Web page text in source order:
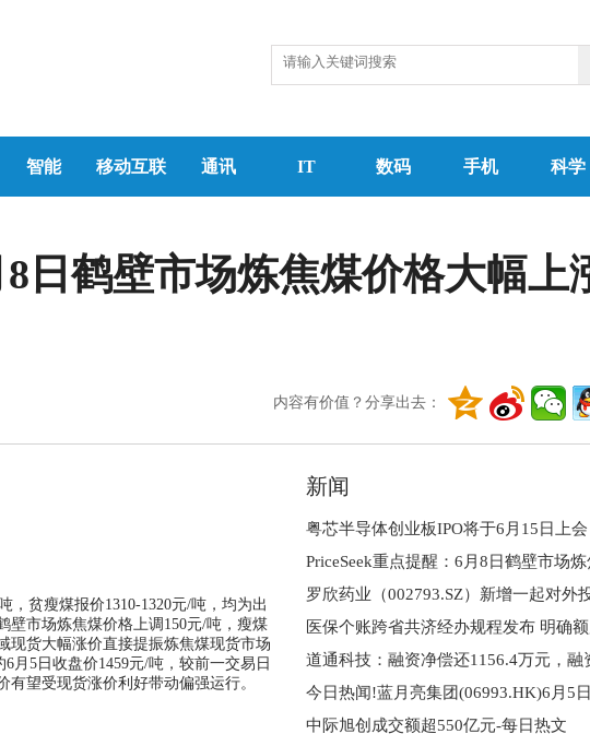
智能 移动互联 通讯 IT 数码 手机 科学
日鹤壁市场炼焦煤价格大幅上
内容有价值？分享出去：
，贫瘦煤报价1310-1320元/吨，均为出
壁市场炼焦煤价格上调150元/吨，瘦煤
现货大幅涨价直接提振炼焦煤现货市场
月5日收盘价1459元/吨，较前一交易日
望受现货涨价利好带动偏强运行。
新闻
粤芯半导体创业板IPO将于6月15日上会
中际旭创成交额超550亿元-每日热文